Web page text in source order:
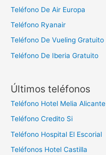
Teléfono De Air Europa
Teléfono Ryanair
Teléfono De Vueling Gratuito
Teléfono De Iberia Gratuito
Últimos teléfonos
Teléfono Hotel Melia Alicante
Teléfono Credito Si
Teléfono Hospital El Escorial
Teléfonos Hotel Castilla